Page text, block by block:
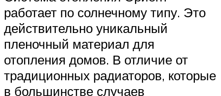
работает по солнечному типу. Это
действительно уникальный
пленочный материал для
отопления домов. В отличие от
традиционных радиаторов, которые
в большинстве случаев